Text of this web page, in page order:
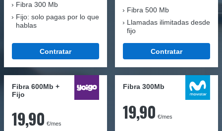
Fibra 300 Mb
Fijo: solo pagas por lo que
hablas
Contratar
Fibra 500 Mb
Llamadas ilimitadas desde
fijo
Contratar
Fibra 600Mb +
Fijo
19,90 €/mes
Fibra 300Mb
19,90 €/mes